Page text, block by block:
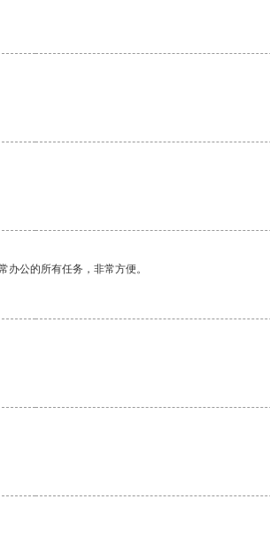
公的所有任务，非常方便。